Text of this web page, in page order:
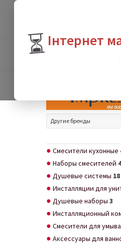
⏳ Інтернет
Другие бренды
Смесители кухонные
Наборы смесителей 4
Душевые системы 18
Инсталляции для
Душевые наборы 3
Инсталляционный
Смесители для
Аксессуары для